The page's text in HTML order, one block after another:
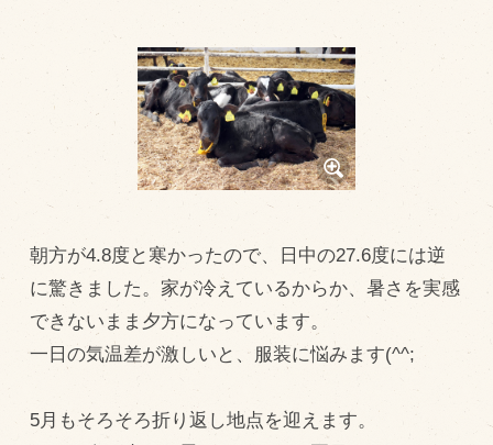
朝方が4.8度と寒かったので、日中の27.6度には逆
に驚きました。家が冷えているからか、暑さを実感
できないまま夕方になっています。
一日の気温差が激しいと、服装に悩みます(^^;
5月もそろそろ折り返し地点を迎えます。
トピックス（新着順）
お知らせ
お客様の声
オリジナル投稿レシピ
採用情報
blog